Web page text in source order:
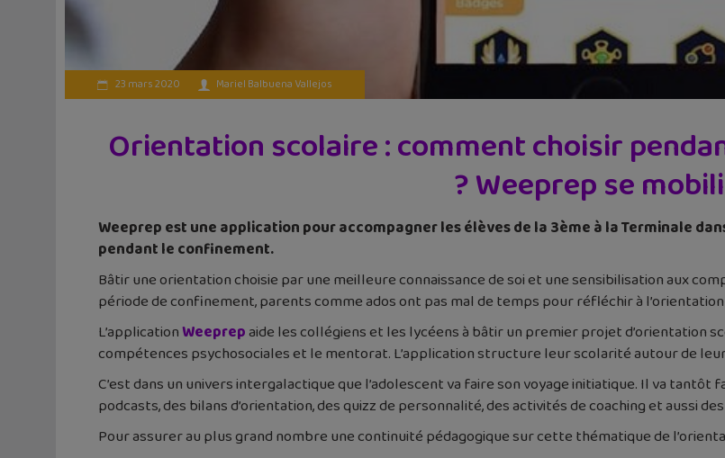
23 mars 2020 Mariel Balbuena Vallejos
Orientation scolaire : comment choisir
? Weeprep se
Weeprep est une application pour accompagner les élèves de la 3ème à la Terminale
pendant le confinement.
Bâtir une orientation choisie par une meilleure connaissance de soi et une sensibilisation aux
période de confinement, parents comme ados ont pas mal de temps pour réfléchir à
L’applicationWeeprepaide les collégiens et les lycéens à bâtir un premier projet d’orientation
compétences psychosociales et le mentorat. L’application structure leur scolarité autour de
C’est dans un univers intergalactique que l’adolescent va faire son voyage initiatique. Il va
podcasts, des bilans d’orientation, des quizz de personnalité, des activités de coaching et aussi
Pour assurer au plus grand nombre une continuité pédagogique sur cette thématique de